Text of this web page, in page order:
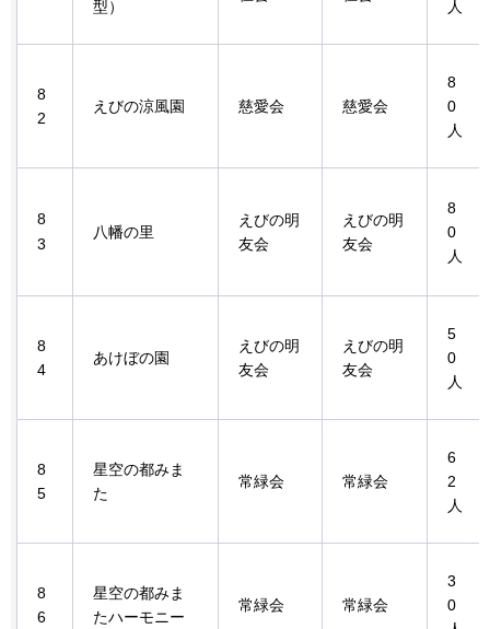
型）
人
8
2
えびの涼風園 慈愛会 慈愛会
8
0
人
8
3
八幡の里
えびの明
友会
えびの明
友会
8
0
人
8
4
あけぼの園
えびの明
友会
えびの明
友会
5
0
人
8
5
星空の都みま
た
常緑会 常緑会
6
2
人
8
6
星空の都みま
たハーモニー
常緑会 常緑会
3
0